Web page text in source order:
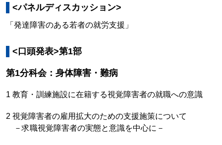
<パネルディスカッション>
「発達障害のある若者の就労支援」
<口頭発表>第1部
第1分科会：身体障害・難病
1 教育・訓練施設に在籍する視覚障害者の就職への意識
2 視覚障害者の雇用拡大のための支援施策について
－求職視覚障害者の実態と意識を中心に－